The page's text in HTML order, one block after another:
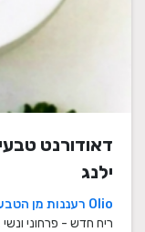
דאודורנט
ילנג
Olio רעננות מן הטבע